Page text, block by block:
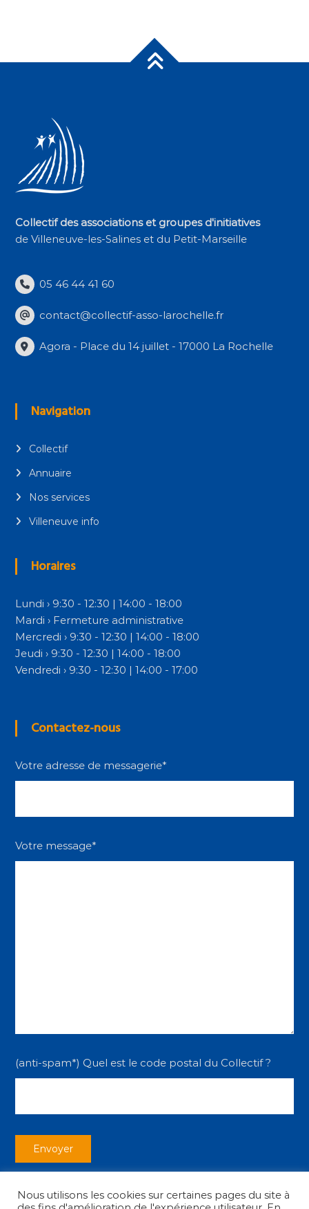
Collectif des associations et groupes d'initiatives
de Villeneuve-les-Salines et du Petit-Marseille
05 46 44 41 60
contact@collectif-asso-larochelle.fr
Agora - Place du 14 juillet - 17000 La Rochelle
Navigation
Collectif
Annuaire
Nos services
Villeneuve info
Horaires
Lundi › 9:30 - 12:30 | 14:00 - 18:00
Mardi › Fermeture administrative
Mercredi › 9:30 - 12:30 | 14:00 - 18:00
Jeudi › 9:30 - 12:30 | 14:00 - 18:00
Vendredi › 9:30 - 12:30 | 14:00 - 17:00
Contactez-nous
Votre adresse de messagerie*
Votre message*
(anti-spam*) Quel est le code postal du Collectif ?
Nous utilisons les cookies sur certaines pages du site à